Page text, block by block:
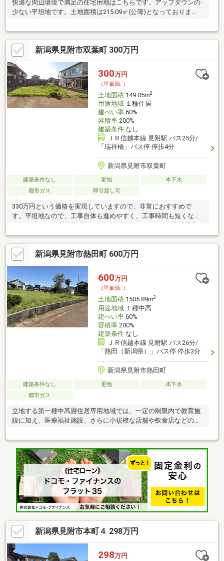
快適な周辺環境で満足の住宅用地はこちらです。アップダウンの
少ない平坦地です。土地面積は215.09㎡(公簿)となっておりま
地です。接道10メートル以上あると非常時にも役立ちます。おも
に軽工業など環境悪化のおそれのない工場の増進を図るのが準工
業地域です。新潟県見附市双葉町 300万円
300万円
（坪単価:-）
土地面積149.05m2
用途地域１種住居
建ぺい率60%
容積率200%
建築条件なし
ＪＲ信越本線 見附駅 バス25分/
「瑞祥橋」バス停 停歩4分
新潟県見附市双葉町
建築条件なし 更地
本下水
都市ガス
即引渡し可
330万円という価格を実現していますので、非常におすすめで
す。平坦地なので、工事自体も進めやすく、工事時間も短くなり
の際、売地のことなら当社にご相談ください。映画館や劇場など
人が集まる施設や住環境の悪化を促す規模の工場などの建築が禁
止されているのが、第一種住居地域です。
新潟県見附市熱田町 600万円
600万円
（坪単価:-）
土地面積1505.89m2
用途地域１種中高
建ぺい率60%
容積率200%
建築条件なし
ＪＲ信越本線 見附駅 バス26分/
「熱田（新潟県）」バス停 停歩3分
新潟県見附市熱田町
建築条件なし 更地
本下水
都市ガス
立地する第一種中高層住居専用地域では、一定の制限内で教育施
設に加え、医療福祉施設、さらに小規模な店舗や飲食店などの建
設が認められている地域です。土地と接している道路である接道
の幅が15m以上あります。広さの心配がいらない土地面積1505.89
㎡(公簿)。快適な周辺環境で満足の住宅用地はこちらです。建築
条件なしなので、自分で好きな業者を選ぶことができます。環境
の良いエリアにある売地です。平坦地なので、工事自体も進めや
すく、工事時間も短くなりやすいですよ。分筆のご相談承りま
す。契約不適合責任免責、土間解体、確定測量後引渡し
新潟県見附市本町４ 298万円
298万円